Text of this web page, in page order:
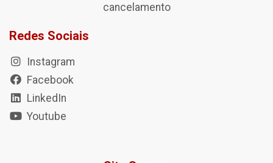
cancelamento
Redes Sociais
Instagram
Facebook
LinkedIn
Youtube